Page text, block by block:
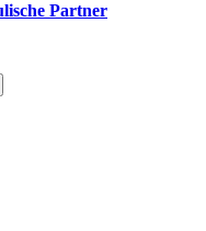
Partner